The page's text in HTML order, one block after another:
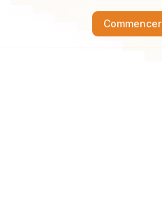
Commencer